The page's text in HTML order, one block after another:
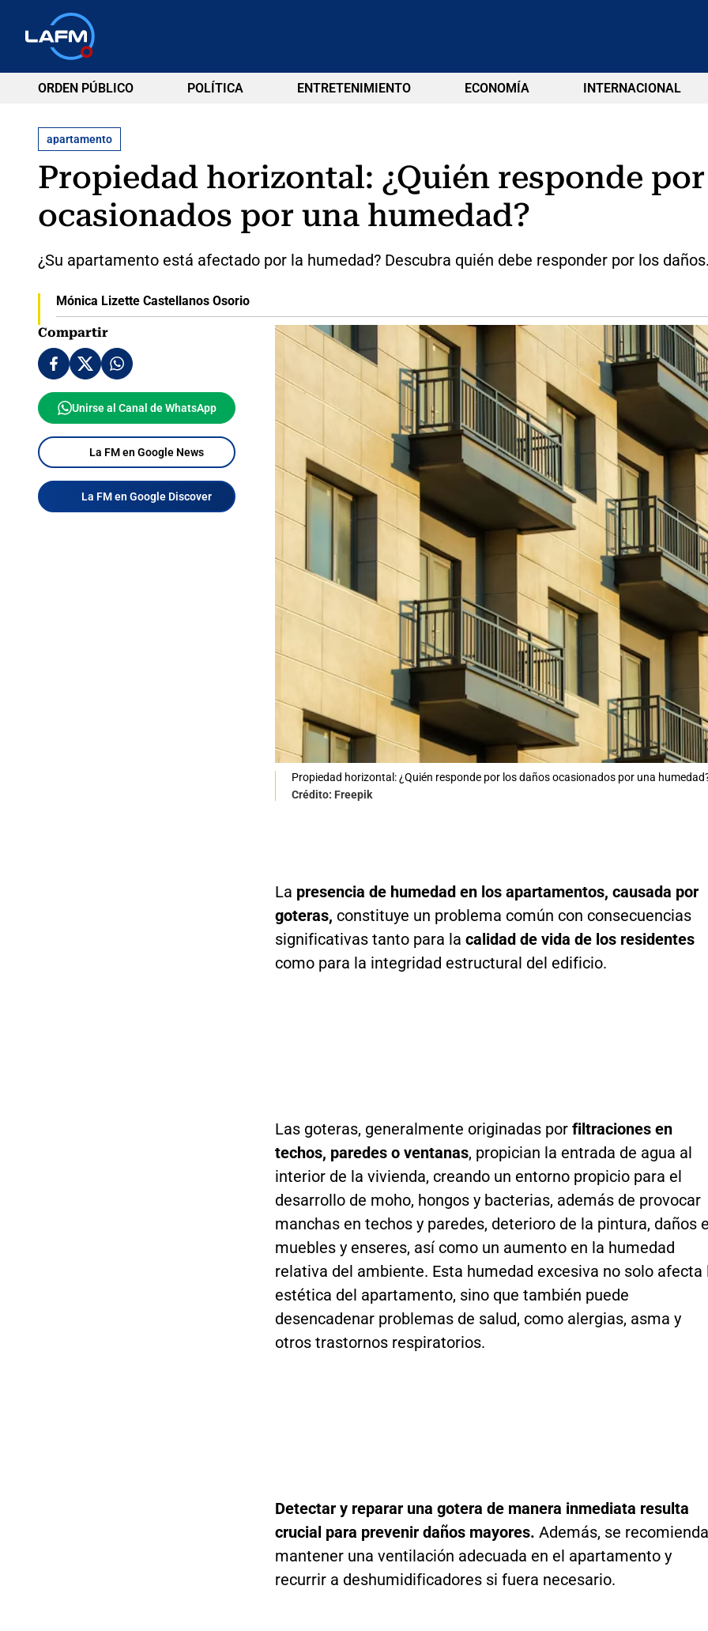
ORDEN PÚBLICO POLÍTICA ENTRETENIMIENTO ECONOMÍA INTERNACIONAL
apartamento
Propiedad horizontal: ¿Quién responde
ocasionados por una humedad?
¿Su apartamento está afectado por la humedad? Descubra quién debe responder por los
Mónica Lizette Castellanos Osorio
Compartir
Unirse al Canal de WhatsApp
La FM en Google News
La FM en Google Discover
Propiedad horizontal: ¿Quién responde por los daños ocasionados por una
Crédito: Freepik
La presencia de humedad en los apartamentos, causada por
goteras, constituye un problema común con consecuencias
significativas tanto para la calidad de vida de los residentes
como para la integridad estructural del edificio.
Las goteras, generalmente originadas porfiltraciones en
techos, paredes o ventanas, propician la entrada de agua al
interior de la vivienda, creando un entorno propicio para el
desarrollo de moho, hongos y bacterias, además de provocar
manchas en techos y paredes, deterioro de la pintura, daños
muebles y enseres, así como un aumento en la humedad
relativa del ambiente. Esta humedad excesiva no solo afecta
estética del apartamento, sino que también puede
desencadenar problemas de salud, como alergias, asma y
otros trastornos respiratorios.
Detectar y reparar una gotera de manera inmediata resulta
crucial para prevenir daños mayores. Además, se recomienda
mantener una ventilación adecuada en el apartamento y
recurrir a deshumidificadores si fuera necesario.